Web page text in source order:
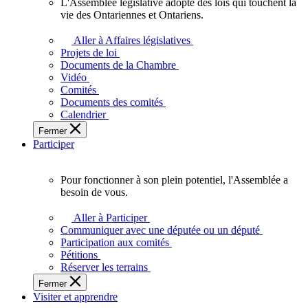
L'Assemblée
adopte
touchent
des
Ontariennes
et
L'Assemblée législative adopte des lois qui touchent la
vie des Ontariennes et Ontariens.
Aller à Affaires législatives
Projets de loi
Documents de la Chambre
Vidéo
Comités
Documents des comités
Calendrier
Fermer
Participer
plein
potentiel,
l'Assemblée
a
besoin
de
Pour fonctionner à son plein potentiel, l'Assemblée a
besoin de vous.
Aller à Participer
Communiquer avec une députée ou un député
Participation aux comités
Pétitions
Réserver les terrains
Fermer
Visiter et apprendre